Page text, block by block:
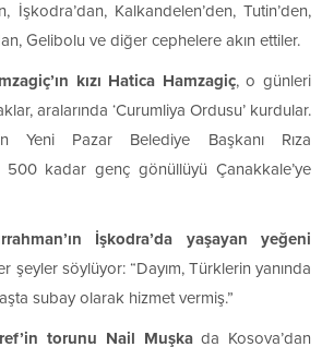
İşkodra’dan, Kalkandelen’den, Tutin’den,
Gelibolu ve diğer cephelere akın ettiler.
kızı Hatica Hamzagiç, o günleri
aralarında ‘Curumliya Ordusu’ kurdular.
Yeni Pazar Belediye Başkanı Rıza
kadar genç gönüllüyü Çanakkale’ye
İşkodra’da yaşayan yeğeni
şeyler söylüyor: “Dayım, Türklerin yanında
subay olarak hizmet vermiş.”
torunu Nail Muşkada Kosova’dan